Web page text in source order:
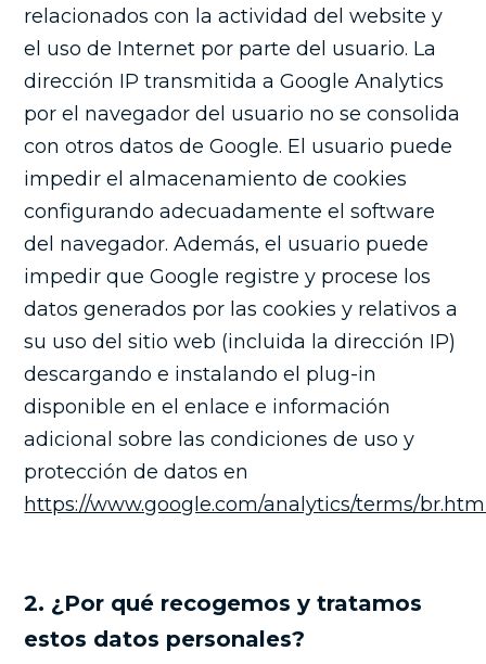
relacionados con la actividad del website y
el uso de Internet por parte del usuario. La
dirección IP transmitida a Google Analytics
por el navegador del usuario no se consolida
con otros datos de Google. El usuario puede
impedir el almacenamiento de cookies
configurando adecuadamente el software
del navegador. Además, el usuario puede
impedir que Google registre y procese los
datos generados por las cookies y relativos a
su uso del sitio web (incluida la dirección IP)
descargando e instalando el plug-in
disponible en el enlace e información
adicional sobre las condiciones de uso y
protección de datos en
https://www.google.com/analytics/terms/
2. ¿Por qué recogemos y tratamos
estos datos personales?